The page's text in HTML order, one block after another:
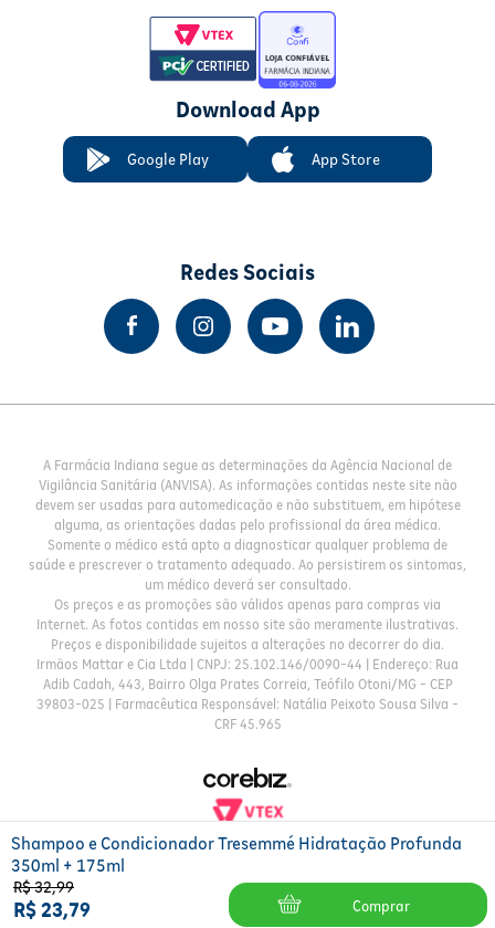
Shampoo e Condicionador Tresemmé Hidratação Profunda
350ml + 175ml
R$32,99
R$23,79 Comprar
Download App
Google Play App Store
Redes Sociais
A Farmácia Indiana segue as determinações da Agência Nacional de
Vigilância Sanitária (ANVISA). As informações contidas neste site não
devem ser usadas para automedicação e não substituem, em hipótese
alguma, as orientações dadas pelo profissional da área médica.
Somente o médico está apto a diagnosticar qualquer problema de
saúde e prescrever o tratamento adequado. Ao persistirem os sintomas,
um médico deverá ser consultado.
Os preços e as promoções são válidos apenas para compras via
Internet. As fotos contidas em nosso site são meramente ilustrativas.
Preços e disponibilidade sujeitos a alterações no decorrer do dia.
Irmãos Mattar e Cia Ltda | CNPJ: 25.102.146/0090-44 | Endereço: Rua
Adib Cadah, 443, Bairro Olga Prates Correia, Teófilo Otoni/MG - CEP
39803-025 | Farmacêutica Responsável: Natália Peixoto Sousa Silva -
CRF 45.965